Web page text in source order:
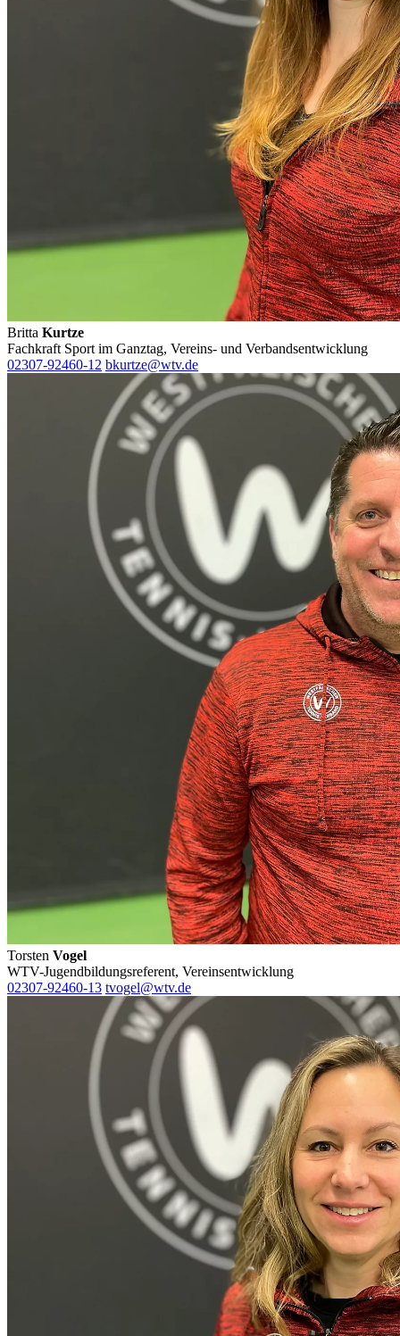
Britta Kurtze
Fachkraft Sport im Ganztag, Vereins- und Verbandsentwicklung
02307-92460-12 bkurtze@wtv.de
Torsten Vogel
WTV-Jugendbildungsreferent, Vereinsentwicklung
02307-92460-13 tvogel@wtv.de